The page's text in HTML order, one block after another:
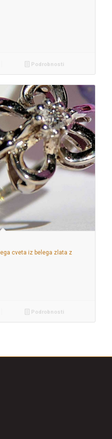
Podrobnosti
cveta iz belega zlata z
Podrobnosti